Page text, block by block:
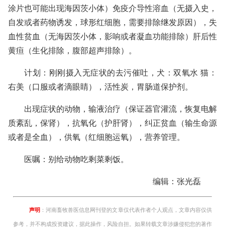
涂片也可能出现海因茨小体）免疫介导性溶血（无摄入史，
自发或者药物诱发，球形红细胞，需要排除继发原因），失
血性贫血（无海因茨小体，影响或者凝血功能排除）肝后性
黄疸（生化排除，腹部超声排除）。
计划：刚刚摄入无症状的去污催吐，犬：双氧水 猫：
右美（口服或者滴眼睛），活性炭，胃肠道保护剂。
出现症状的动物，输液治疗（保证器官灌流，恢复电解
质紊乱，保肾），抗氧化（护肝肾），纠正贫血（输生命源
或者是全血），供氧（红细胞运氧），营养管理。
医嘱：别给动物吃剩菜剩饭。
编辑：张光磊
声明 ：河南畜牧兽医信息网刊登的文章仅代表作者个人观点，文章内容仅供
参考，并不构成投资建议，据此操作，风险自担。如果转载文章涉嫌侵犯您的著作